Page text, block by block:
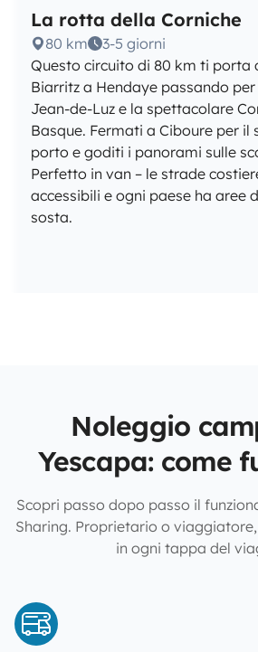
La rotta della Corniche
80 km
3-5 giorni
Questo circuito di 80 km ti porta
Biarritz a Hendaye passando
Jean-de-Luz e la spettacolare
Basque. Fermati a Ciboure per il
porto e goditi i panorami sulle
Perfetto in van – le strade
accessibili e ogni paese ha aree
sosta.
Noleggio
Yescapa: come
Scopri passo dopo passo il
Sharing. Proprietario o
in ogni tappa del